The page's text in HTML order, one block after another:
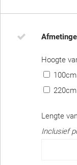
Hoogte
100cm
Lengte
Inclusief